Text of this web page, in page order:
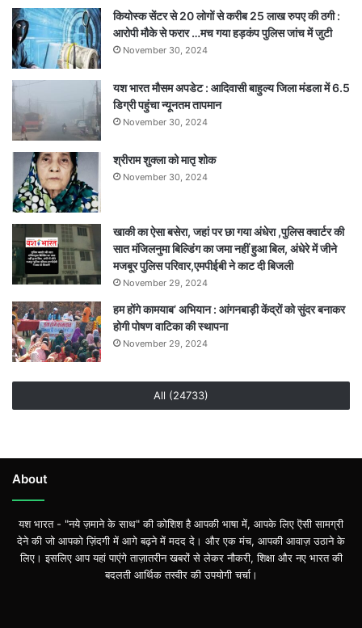
कियोस्क सेंटर से 20 लोगों से करीब 25 लाख रुपए की ठगी :
आरोपी मौके से फरार …मच गया हड़कंप पुलिस जांच में जुटी
November 30, 2024
यश भारत मौसम अपडेट : आदिवासी बाहुल्य जिला मंडला में 6.5
डिग्री पहुंचा न्यूनतम तापमान
November 30, 2024
श्रीराम शुक्ला को मातृ शोक
November 30, 2024
खाकी का ऐसा बसेरा, जहां पर छा गया अंधेरा ,पुलिस क्वार्टर की
सात मंजिलनुमा बिल्डिंग का जमा नहीं हुआ बिल, अंधेरे में जीने
मजबूर पुलिस परिवार,एमपीईबी ने काट दी बिजली
November 29, 2024
हम होंगे कामयाब’ अभियान : आंगनबाड़ी केंद्रों को सुंदर बनाकर
होगी पोषण वाटिका की स्थापना
November 29, 2024
All (24733)
About
यश भारत - "नये ज़माने के साथ" की कोशिश है आपकी भाषा में, आपके लिए ऎसी सामग्री
देने की जो आपको ज़िंदगी में आगे बढ़ने में मदद दे। और एक मंच, आपकी आवाज़ उठाने के
लिए। इसलिए आप यहां पाएंगे ताज़ातरीन खबरों से लेकर नौकरी, शिक्षा और नए भारत की
बदलती आर्थिक तस्वीर की उपयोगी चर्चा।